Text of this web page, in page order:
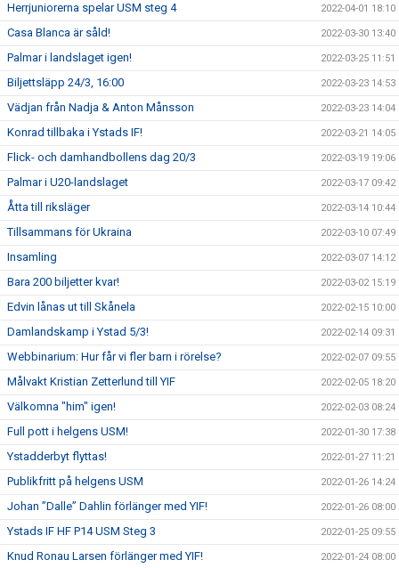
Herrjuniorerna spelar USM steg 4 2022-04-01 18:10
Casa Blanca är såld! 2022-03-30 13:40
Palmar i landslaget igen! 2022-03-25 11:51
Biljettsläpp 24/3, 16:00 2022-03-23 14:53
Vädjan från Nadja & Anton Månsson 2022-03-23 14:04
Konrad tillbaka i Ystads IF! 2022-03-21 14:05
Flick- och damhandbollens dag 20/3 2022-03-19 19:06
Palmar i U20-landslaget 2022-03-17 09:42
Åtta till riksläger 2022-03-14 10:44
Tillsammans för Ukraina 2022-03-10 07:49
Insamling 2022-03-07 14:12
Bara 200 biljetter kvar! 2022-03-02 15:19
Edvin lånas ut till Skånela 2022-02-15 10:00
Damlandskamp i Ystad 5/3! 2022-02-14 09:31
Webbinarium: Hur får vi fler barn i rörelse? 2022-02-07 09:55
Målvakt Kristian Zetterlund till YIF 2022-02-05 18:20
Välkomna "him" igen! 2022-02-03 08:24
Full pott i helgens USM! 2022-01-30 17:38
Ystadderbyt flyttas! 2022-01-27 11:21
Publikfritt på helgens USM 2022-01-26 14:24
Johan ”Dalle” Dahlin förlänger med YIF! 2022-01-26 08:00
Ystads IF HF P14 USM Steg 3 2022-01-25 09:55
Knud Ronau Larsen förlänger med YIF! 2022-01-24 08:00